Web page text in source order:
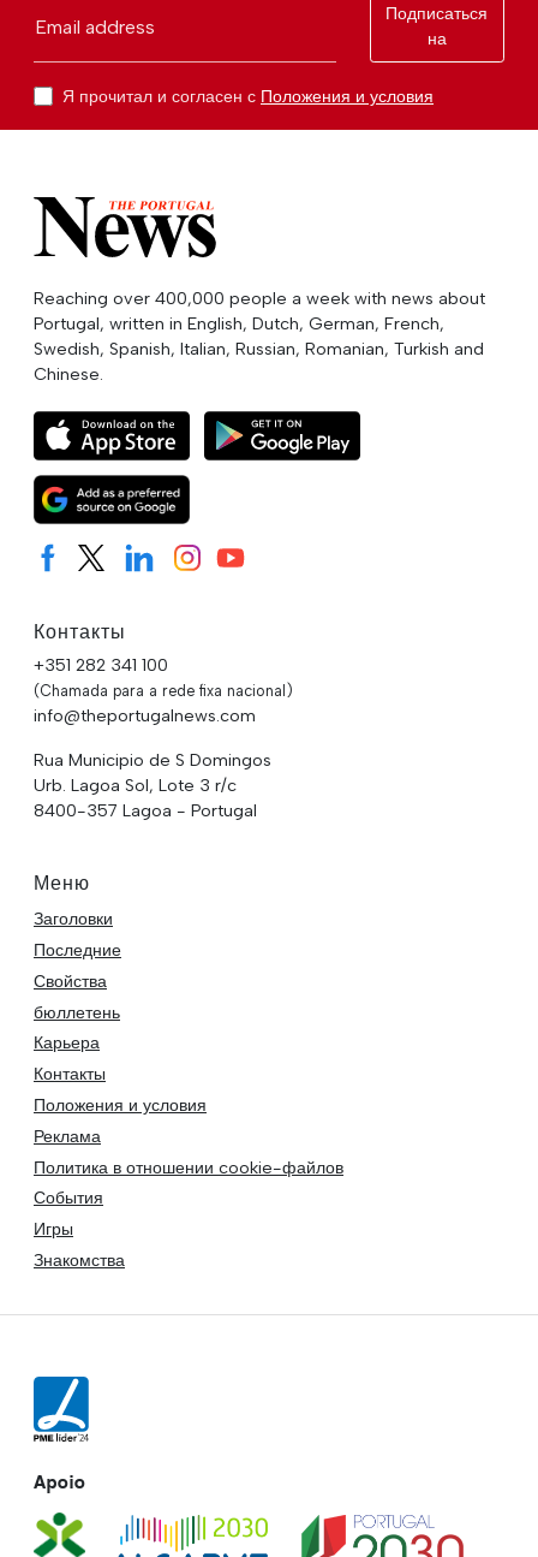
Email address
Подписаться
на
Я прочитал и согласен с Положения и условия
Reaching over 400,000 people a week with news about
Portugal, written in English, Dutch, German, French,
Swedish, Spanish, Italian, Russian, Romanian, Turkish and
Chinese.
Контакты
+351 282 341 100
(Chamada para a rede fixa nacional)
info@theportugalnews.com
Rua Municipio de S Domingos
Urb. Lagoa Sol, Lote 3 r/c
8400-357 Lagoa - Portugal
Меню
Заголовки
Последние
Свойства
бюллетень
Карьера
Контакты
Положения и условия
Реклама
Политика в отношении cookie-файлов
События
Игры
Знакомства
Apoio